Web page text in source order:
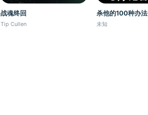
战魂终回
Tip Cullen
杀他的100种办法
未知